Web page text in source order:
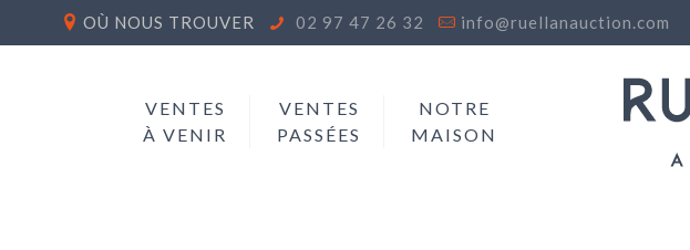
OÙ NOUS TROUVER 02 97 47 26 32 info@ruellanauction.com
VENTES
À VENIR
VENTES
PASSÉES
NOTRE
MAISON